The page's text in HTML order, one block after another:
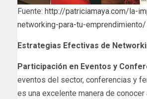
Fuente: http://patriciamaya.com/la-
networking-para-tu-emprendimiento/
Estrategias Efectivas de
Participación en Eventos y
eventos del sector, conferencias y
es una excelente manera de conocer